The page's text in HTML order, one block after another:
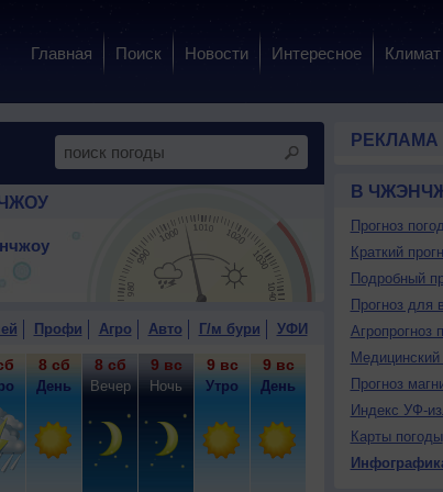
Главная Поиск Новости Интересное Климат
Профи Агро Авто Г/м бури УФИ
8 сб
День
8 сб
Вечер
9 вс
Ночь
9 вс
Утро
9 вс
День
9 вс
Вечер
10 пн
Ночь
РЕКЛАМА
В
Прогноз
Краткий
Подробный
Прогноз для
Агропрогноз
Медицинский
Прогноз
Индекс УФ-
Карты погоды